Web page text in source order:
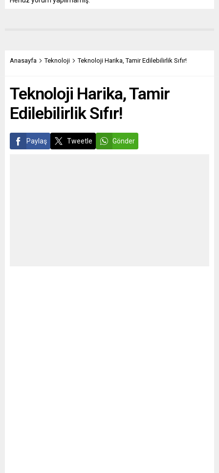
Anasayfa Teknoloji Teknoloji Harika, Tamir Edilebilirlik Sıfır!
Teknoloji Harika, Tamir
Edilebilirlik Sıfır!
Paylaş Tweetle Gönder